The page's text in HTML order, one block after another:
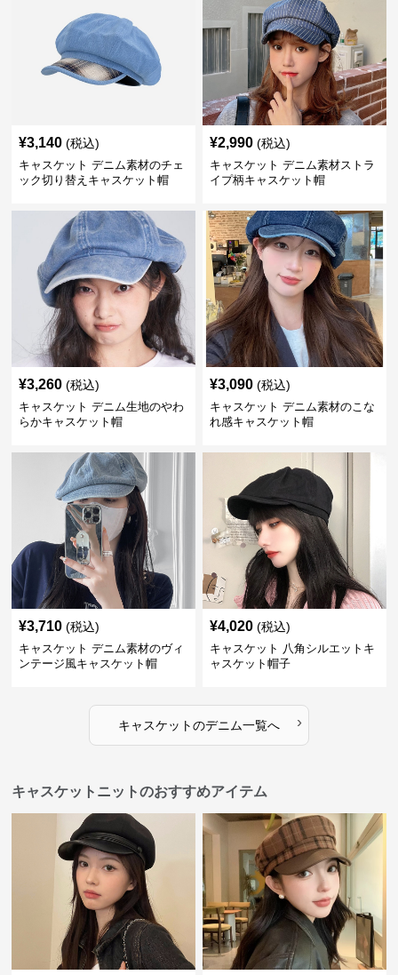
¥3,140 (税込)
キャスケット デニム素材のチェ
ック切り替えキャスケット帽
¥2,990 (税込)
キャスケット デニム素材ストラ
イプ柄キャスケット帽
¥3,260 (税込)
キャスケット デニム生地のやわ
らかキャスケット帽
¥3,090 (税込)
キャスケット デニム素材のこな
れ感キャスケット帽
¥3,710 (税込)
キャスケット デニム素材のヴィ
ンテージ風キャスケット帽
¥4,020 (税込)
キャスケット 八角シルエットキ
ャスケット帽子
キャスケットのデニム一覧へ ›
キャスケットニットのおすすめアイテム